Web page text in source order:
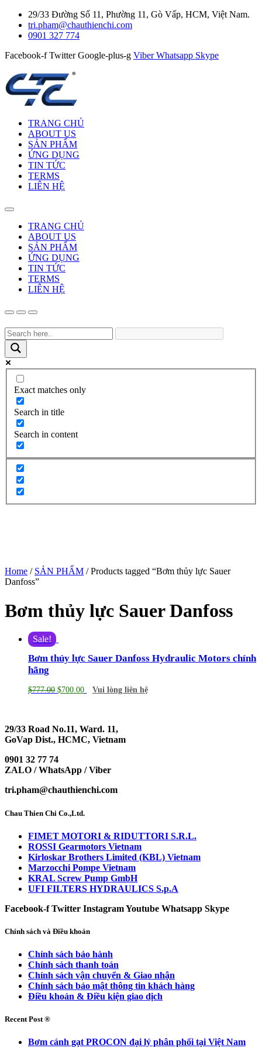
29/33 Đường Số 11, Phường 11, Gò Vấp, HCM, Việt Nam.
tri.pham@chauthienchi.com
0901 327 774
Facebook-f Twitter Google-plus-g Viber Whatsapp Skype
TRANG CHỦ
ABOUT US
SẢN PHẨM
ỨNG DỤNG
TIN TỨC
TERMS
LIÊN HỆ
TRANG CHỦ
ABOUT US
SẢN PHẨM
ỨNG DỤNG
TIN TỨC
TERMS
LIÊN HỆ
Exact matches only
Search in title
Search in content
Home / SẢN PHẨM / Products tagged “Bơm thủy lực Sauer
Danfoss”
Bơm thủy lực Sauer Danfoss
Sale!
Bơm thủy lực Sauer Danfoss Hydraulic Motors chính
hãng
$777.00 $700.00 Vui lòng liên hệ
29/33 Road No.11, Ward. 11,
GoVap Dist., HCMC, Vietnam
0901 32 77 74
ZALO / WhatsApp / Viber
tri.pham@chauthienchi.com
Chau Thien Chi Co.,Ltd.
FIMET MOTORI & RIDUTTORI S.R.L.
ROSSI Gearmotors Vietnam
Kirloskar Brothers Limited (KBL) Vietnam
Marzocchi Pompe Vietnam
KRAL Screw Pump GmbH
UFI FILTERS HYDRAULICS S.p.A
Facebook-f Twitter InstagramYoutube Whatsapp Skype
Chính sách và Điều khoản
Chính sách bảo hành
Chính sách thanh toán
Chính sách vận chuyển & Giao nhận
Chính sách bảo mật thông tin khách hàng
Điều khoản & Điều kiện giao dịch
Recent Post ®
Bơm cánh gạt PROCON đại lý phân phối tại Việt Nam